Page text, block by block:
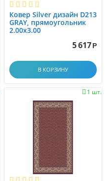
Ковер Silver дизайн D213
GRAY, прямоугольник
2.00x3.00
5 617 Р
В КОРЗИНУ
1 шт.
